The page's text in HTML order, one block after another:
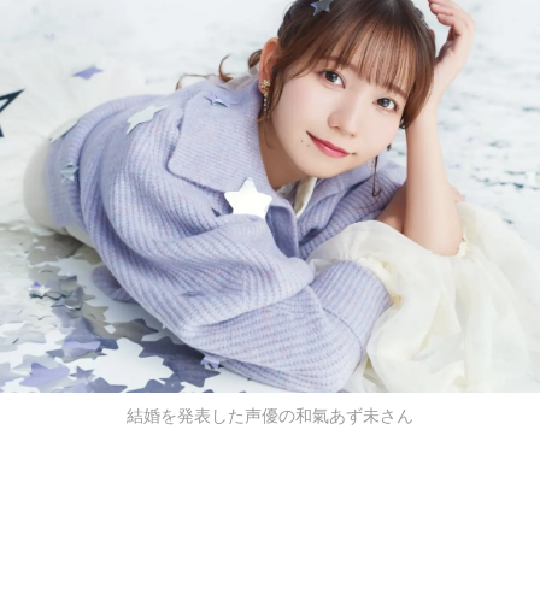
結婚を発表した声優の和氣あず未さん